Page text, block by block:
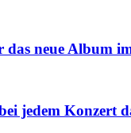
neue Album
jedem Konzert